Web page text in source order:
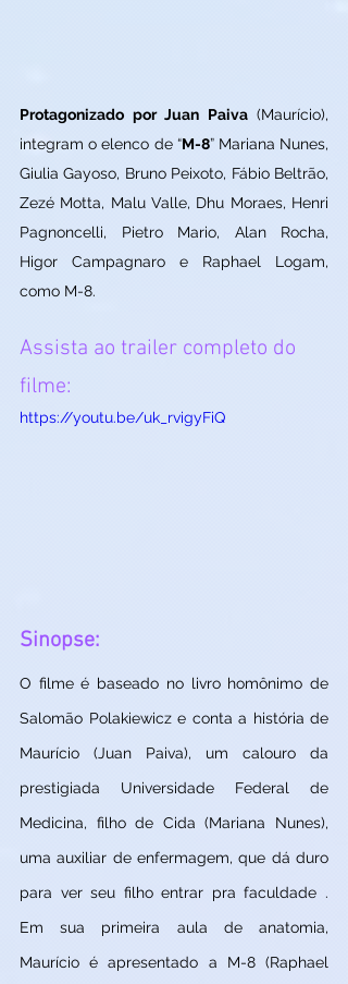
Protagonizado por Juan Paiva (Maurício),
integram o elenco de “M-8” Mariana Nunes,
Giulia Gayoso, Bruno Peixoto, Fábio Beltrão,
Zezé Motta, Malu Valle, Dhu Moraes, Henri
Pagnoncelli, Pietro Mario, Alan Rocha,
Higor Campagnaro e Raphael Logam,
como M-8.
Assista ao trailer completo do
filme:
https://youtu.be/uk_rvigyFiQ
Sinopse:
O filme é baseado no livro homônimo de
Salomão Polakiewicz e conta a história de
Maurício (Juan Paiva), um calouro da
prestigiada Universidade Federal de
Medicina, filho de Cida (Mariana Nunes),
uma auxiliar de enfermagem, que dá duro
para ver seu filho entrar pra faculdade .
Em sua primeira aula de anatomia,
Maurício é apresentado a M-8 (Raphael